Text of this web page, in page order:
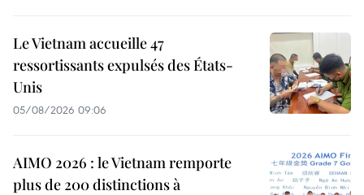
Le Vietnam accueille 47
ressortissants expulsés des États-
Unis
05/08/2026 09:06
AIMO 2026 : le Vietnam remporte
plus de 200 distinctions à